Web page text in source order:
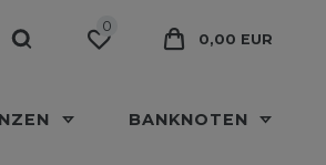
0
0,00 EUR
BANKNOTEN